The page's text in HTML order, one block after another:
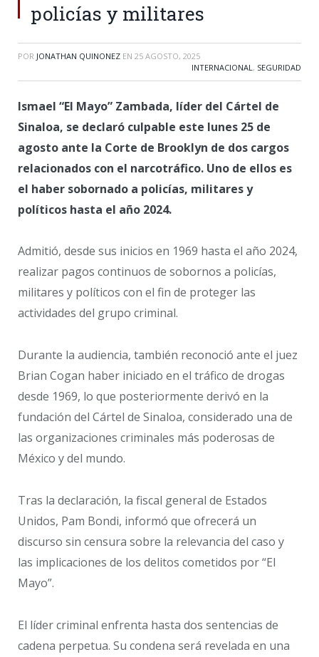
policías y militares
POR JONATHAN QUINONEZ EN 25 AGOSTO, 2025
INTERNACIONAL , SEGURIDAD
Ismael “El Mayo” Zambada, líder del Cártel de
Sinaloa, se declaró culpable este lunes 25 de
agosto ante la Corte de Brooklyn de dos cargos
relacionados con el narcotráfico. Uno de ellos es
el haber sobornado a policías, militares y
políticos hasta el año 2024.
Admitió, desde sus inicios en 1969 hasta el año 2024,
realizar pagos continuos de sobornos a policías,
militares y políticos con el fin de proteger las
actividades del grupo criminal.
Durante la audiencia, también reconoció ante el juez
Brian Cogan haber iniciado en el tráfico de drogas
desde 1969, lo que posteriormente derivó en la
fundación del Cártel de Sinaloa, considerado una de
las organizaciones criminales más poderosas de
México y del mundo.
Tras la declaración, la fiscal general de Estados
Unidos, Pam Bondi, informó que ofrecerá un
discurso sin censura sobre la relevancia del caso y
las implicaciones de los delitos cometidos por “El
Mayo”.
El líder criminal enfrenta hasta dos sentencias de
cadena perpetua. Su condena será revelada en una